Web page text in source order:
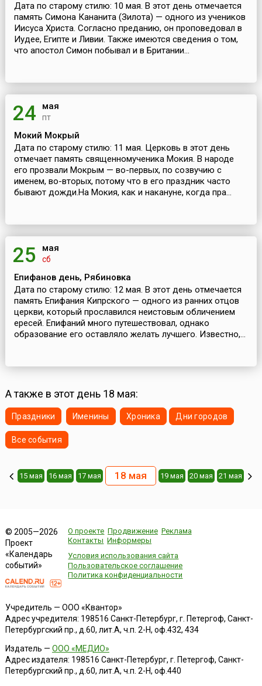
Дата по старому стилю: 10 мая. В этот день отмечается
память Симона Кананита (Зилота) — одного из учеников
Иисуса Христа. Согласно преданию, он проповедовал в
Иудее, Египте и Ливии. Также имеются сведения о том,
что апостол Симон побывал и в Британии...
24 мая
пт
Мокий Мокрый
Дата по старому стилю: 11 мая. Церковь в этот день
отмечает память священномученика Мокия. В народе
его прозвали Мокрым — во-первых, по созвучию с
именем, во-вторых, потому что в его праздник часто
бывают дожди.На Мокия, как и накануне, когда пра...
25 мая
сб
Епифанов день, Рябиновка
Дата по старому стилю: 12 мая. В этот день отмечается
память Епифания Кипрского — одного из ранних отцов
церкви, который прославился неистовым обличением
ересей. Епифаний много путешествовал, однако
образование его оставляло желать лучшего. Известно,...
А также в этот день 18 мая:
Праздники Именины Хроника Дни городов
Все события
15 мая 16 мая 17 мая 18 мая 19 мая 20 мая 21 мая
© 2005—2026
Проект
«Календарь
событий»
О проекте Продвижение Реклама
Контакты Информеры
Условия использования сайта
Пользовательское соглашение
Политика конфиденциальности
Учредитель — ООО «Квантор»
Адрес учредителя: 198516 Санкт-Петербург, г. Петергоф, Санкт-
Петербургский пр., д.60, лит.А, ч.п. 2-Н, оф.432, 434
Издатель — ООО «МЕДИО»
Адрес издателя: 198516 Санкт-Петербург, г. Петергоф, Санкт-
Петербургский пр., д.60, лит.А, ч.п. 2-Н, оф.440